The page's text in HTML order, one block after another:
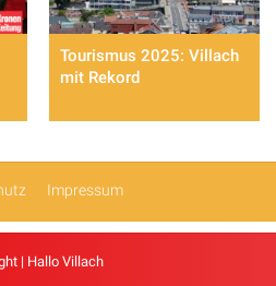
Tourismus 2025: Villach
mit Rekord
Impressum
| Hallo Villach